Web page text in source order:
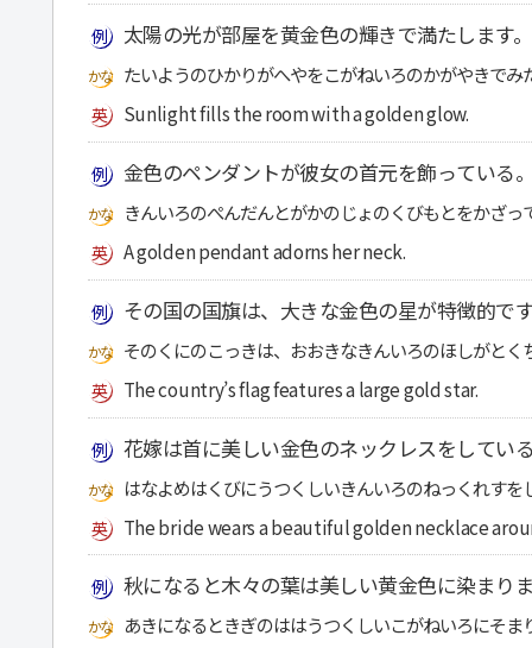
太陽の光が部屋を黄金色の輝きで満たします。
たいようのひかりがへやをこがねいろのかがやきでみ
Sunlight fills the room with a golden glow.
金色のペンダントが彼女の首元を飾っている。
きんいろのぺんだんとがかのじょのくびもとをかざっ
A golden pendant adorns her neck.
その国の国旗は、大きな金色の星が特徴的です
そのくにのこっきは、おおきなきんいろのほしがとく
The country’s flag features a large gold star.
花嫁は首に美しい金色のネックレスをしている
はなよめはくびにうつくしいきんいろのねっくれすを
The bride wears a beautiful golden necklace
秋になると木々の葉は美しい黄金色に染まりま
あきになるときぎのははうつくしいこがねいろにそま